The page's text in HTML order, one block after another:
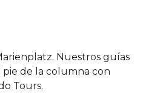
Nuestros guías
pie de la columna con
Tours.